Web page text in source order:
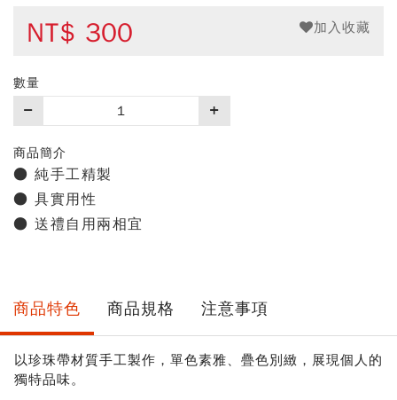
NT$ 300 加入收藏
數量
買
數
量
商品簡介
● 純手工精製
● 具實用性
● 送禮自用兩相宜
商品特色 商品規格 注意事項
以珍珠帶材質手工製作，單色素雅、疊色別緻，展現個人的
獨特品味。